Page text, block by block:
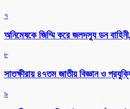
৭
অনিমেষকে জিম্মি করে জলদস্যু ডন
৮
সাতক্ষীরায় ৪৭তম জাতীয় বিজ্ঞান ও
৯